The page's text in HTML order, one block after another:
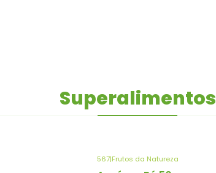
Superalimentos
567|Frutos da Natureza